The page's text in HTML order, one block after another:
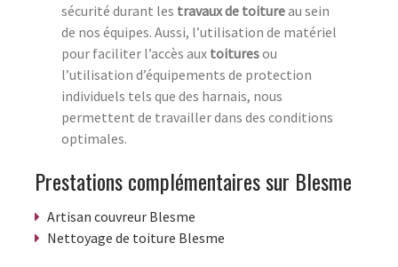
sécurité durant les travaux de toitureau sein
de nos équipes. Aussi, l’utilisation de matériel
pour faciliter l’accès aux toituresou
l’utilisation d’équipements de protection
individuels tels que des harnais, nous
permettent de travailler dans des conditions
optimales.
Prestations complémentaires sur Blesme
Artisan couvreur Blesme
Nettoyage de toiture Blesme